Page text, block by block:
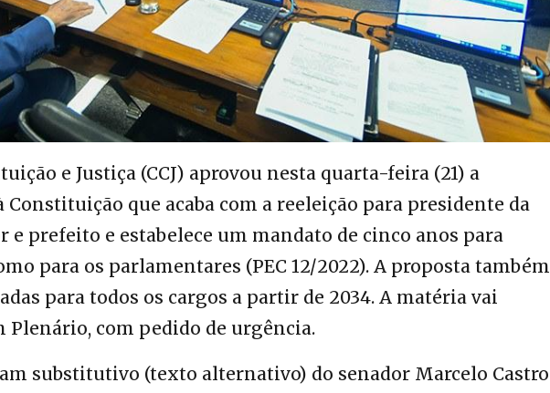
e Justiça (CCJ) aprovou nesta quarta-feira (21) a
Constituição que acaba com a reeleição para presidente da
e prefeito e estabelece um mandato de cinco anos para
para os parlamentares (PEC 12/2022). A proposta também
para todos os cargos a partir de 2034. A matéria vai
Plenário, com pedido de urgência.
substitutivo (texto alternativo) do senador Marcelo Castro